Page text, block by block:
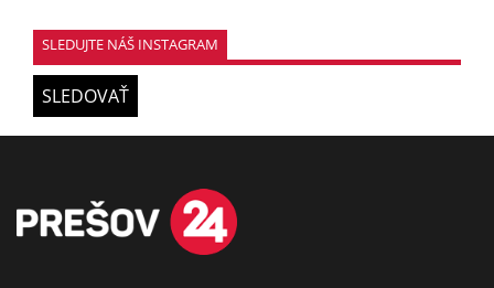
SLEDUJTE NÁŠ INSTAGRAM
SLEDOVAŤ